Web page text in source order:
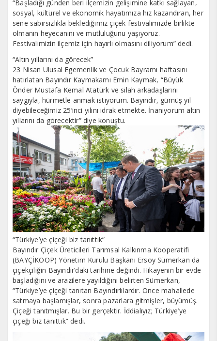
“Başladığı günden beri ilçemizin gelişimine katkı sağlayan,
sosyal, kültürel ve ekonomik hayatımıza hız kazandıran, her
sene sabırsızlıkla beklediğimiz çiçek festivalimizde birlikte
olmanın heyecanını ve mutluluğunu yaşıyoruz.
Festivalimizin ilçemiz için hayırlı olmasını diliyorum” dedi.
“Altın yıllarını da görecek”
23 Nisan Ulusal Egemenlik ve Çocuk Bayramı haftasını
hatırlatan Bayındır Kaymakamı Emin Kaymak, “Büyük
Önder Mustafa Kemal Atatürk ve silah arkadaşlarını
saygıyla, hürmetle anmak istiyorum. Bayındır, gümüş yıl
diyebileceğimiz 25’inci yılını idrak etmekte. İnanıyorum altın
yıllarını da görecektir” diye konuştu.
“Türkiye’ye çiçeği biz tanıttık”
Bayındır Çiçek Üreticileri Tarımsal Kalkınma Kooperatifi
(BAYÇİKOOP) Yönetim Kurulu Başkanı Ersoy Sümerkan da
çiçekçiliğin Bayındır’daki tarihine değindi. Hikayenin bir evde
başladığını ve arazilere yayıldığını belirten Sümerkan,
“Türkiye’ye çiçeği tanıtan Bayındırlılardır. Önce mahallede
satmaya başlamışlar, sonra pazarlara gitmişler, büyümüş.
Çiçeği tanıtmışlar. Bu bir gerçektir. İddialıyız; Türkiye’ye
çiçeği biz tanıttık” dedi.